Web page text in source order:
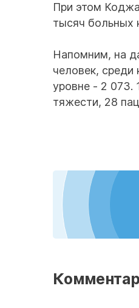
При этом
тысяч больных
Напомним, на
человек, среди
уровне - 2 073.
тяжести, 28